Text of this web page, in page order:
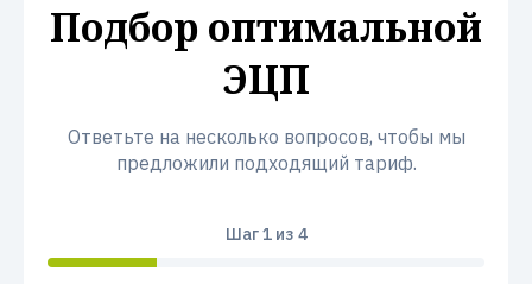
Подбор оптимальной
ЭЦП
Ответьте на несколько вопросов, чтобы мы
предложили подходящий тариф.
Шаг1из 4